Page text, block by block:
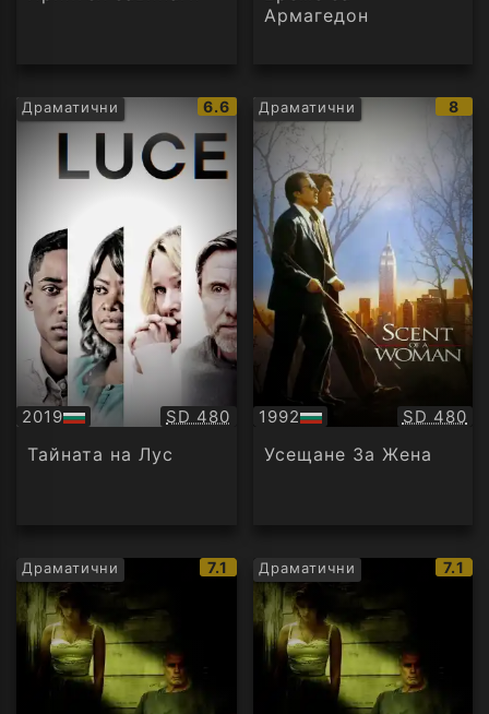
Армагедон
Драматични
IMDb
рейтинг:
6.6
2019
БГ
аудио
Качество:
SD 480
Тайната на Лус
Драматични 8
1992
БГ
аудио
SD 480
Усещане За Жена
Драматични
IMDb
рейтинг:
7.1 Драматични
IMDb
7.1